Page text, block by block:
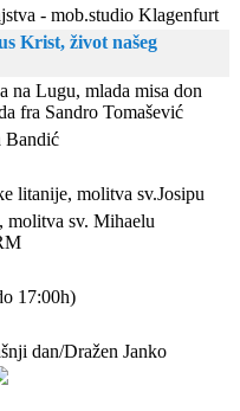
- mob.studio Klagenfurt
Krist, život našeg
na Lugu, mlada misa don
fra Sandro Tomašević
Bandić
litanije, molitva sv.Josipu
molitva sv. Mihaelu
17:00h)
dan/Dražen Janko